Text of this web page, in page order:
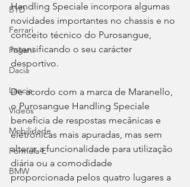
BYD
Ferrari
Pagani
Dacia
Lancia
Videos
Mobilidade
Fórmula E
BMW
Handling Speciale incorpora algumas
novidades importantes no chassis e no
conceito técnico do Purosangue,
intensificando o seu carácter
desportivo.
De acordo com a marca de Maranello,
o Purosangue Handling Speciale
beneficia de respostas mecânicas e
eletrónicas mais apuradas, mas sem
alterar a funcionalidade para utilização
diária ou a comodidade
proporcionada pelos quatro lugares a